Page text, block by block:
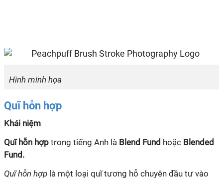
Hình minh họa
Quĩ hỗn hợp
Khái niệm
Quĩ hỗn hợp trong tiếng Anh là Blend Fund hoặc Blended
Fund.
Quĩ hỗn hợp là một loại quĩtương hỗ chuyên đầu tư vào